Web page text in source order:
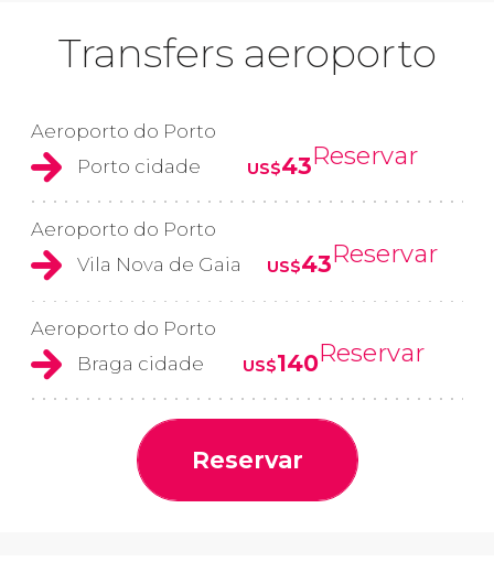
Transfers aeroporto
Aeroporto do Porto
Porto cidade
US$43Reservar
Aeroporto do Porto
Vila Nova de Gaia
US$43Reservar
Aeroporto do Porto
Braga cidade
US$140Reservar
Reservar